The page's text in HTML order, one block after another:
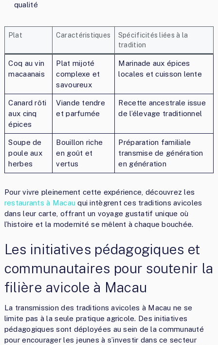
qualité
Plat Caractéristiques
Spécificités liées à la
tradition
Coq au vin
macaanais
Plat mijoté
complexe et
savoureux
Marinade aux épices
locales et cuisson lente
Canard rôti
aux cinq
épices
Viande tendre
et parfumée
Recette ancestrale issue
de l’élevage traditionnel
Soupe de
poule aux
herbes
Bouillon riche
en goût et
vertus
Préparation familiale
transmise de génération
en génération
Pour vivre pleinement cette expérience, découvrez les
restaurants à Macau qui intègrent ces traditions avicoles
dans leur carte, offrant un voyage gustatif unique où
l’histoire et la modernité se mêlent à chaque bouchée.
Les initiatives pédagogiques et
communautaires pour soutenir la
filière avicole à Macau
La transmission des traditions avicoles à Macau ne se
limite pas à la seule pratique agricole. Des initiatives
pédagogiques sont déployées au sein de la communauté
pour encourager les jeunes à s’investir dans ce secteur